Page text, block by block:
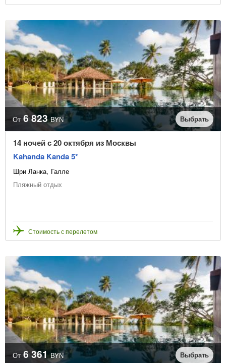
От 6 823 BYN Выбрать
14 ночей с 20 октября из Москвы
Kahanda Kanda 5*
Шри Ланка Галле
Пляжный отдых
Стоимость с перелетом
От 6 361 BYN Выбрать